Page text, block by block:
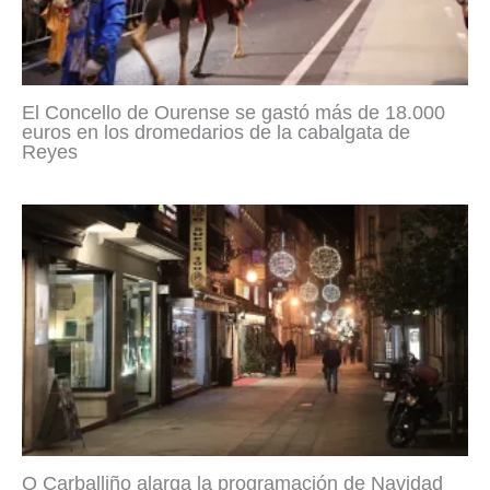
El Concello de Ourense se gastó más de 18.000
euros en los dromedarios de la cabalgata de
Reyes
O Carballiño alarga la programación de Navidad